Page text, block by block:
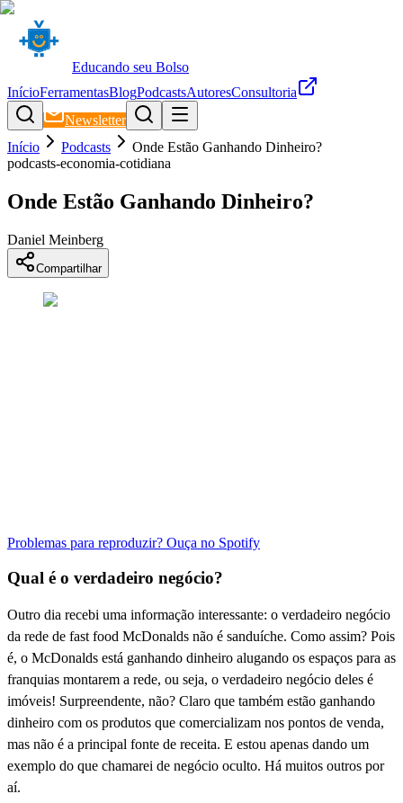
Educando seu Bolso
InícioFerramentasBlogPodcastsAutoresConsultoria
Newsletter
Início
Podcasts
Onde Estão Ganhando Dinheiro?
podcasts-economia-cotidiana
Onde Estão Ganhando Dinheiro?
Daniel Meinberg
Compartilhar
Problemas para reproduzir? Ouça no Spotify
Qual é o verdadeiro negócio?
Outro dia recebi uma informação interessante: o verdadeiro negócio
da rede de fast food McDonalds não é sanduíche. Como assim? Pois
é, o McDonalds está ganhando dinheiro alugando os espaços para as
franquias montarem a rede, ou seja, o verdadeiro negócio deles é
imóveis! Surpreendente, não? Claro que também estão ganhando
dinheiro com os produtos que comercializam nos pontos de venda,
mas não é a principal fonte de receita. E estou apenas dando um
exemplo do que chamarei de negócio oculto. Há muitos outros por
aí.